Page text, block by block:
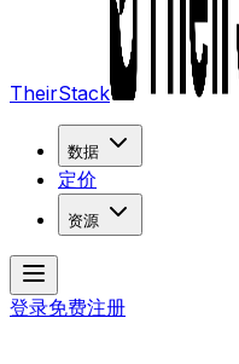
TheirStack
数据
定价
资源
登录免费注册